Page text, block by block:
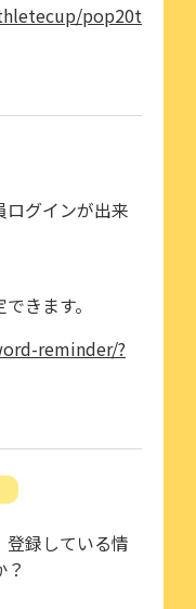
pop20t
ログインが出来
きます。
reminder/?
録している情